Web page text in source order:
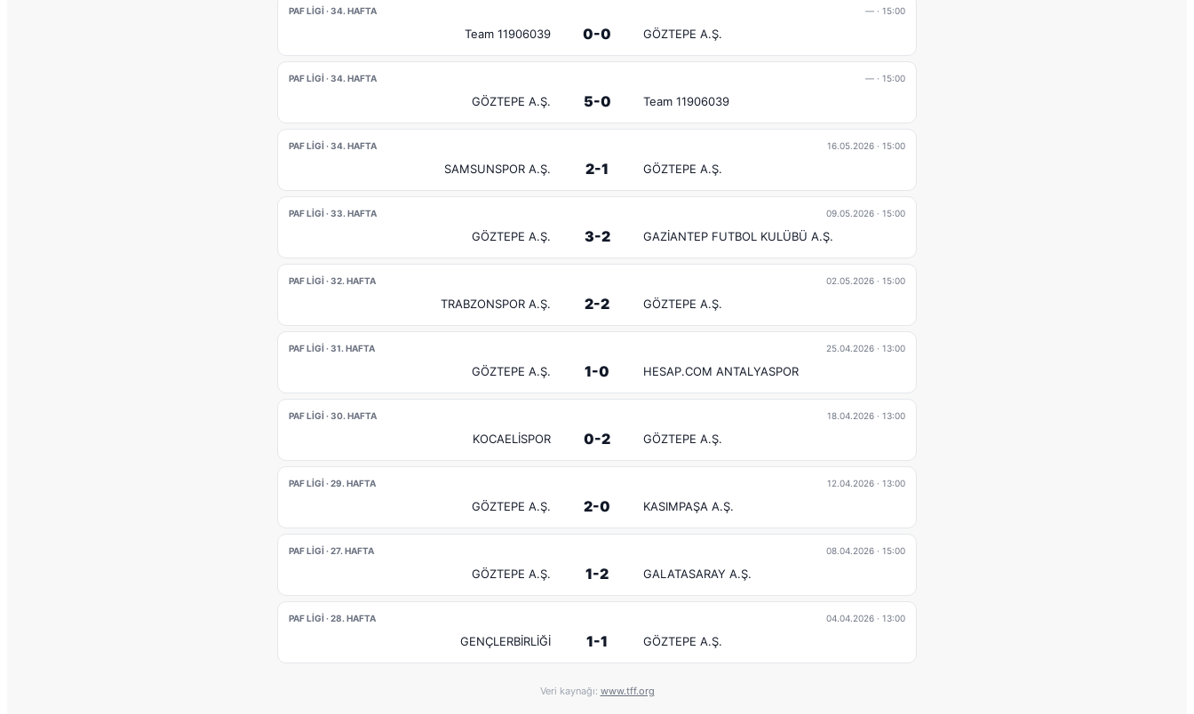
PAF LIGI · 34. HAFTA — · 15:00
Team 11906039 0-0 GÖZTEPE A.Ş.
PAF LIGI · 34. HAFTA — · 15:00
GÖZTEPE A.Ş. 5-0 Team 11906039
PAF LIGI · 34. HAFTA 16.05.2026 · 15:00
SAMSUNSPOR A.Ş. 2-1 GÖZTEPE A.Ş.
PAF LIGI · 33. HAFTA 09.05.2026 · 15:00
GÖZTEPE A.Ş. 3-2 GAZİANTEP FUTBOL KULÜBÜ A.Ş.
PAF LIGI · 32. HAFTA 02.05.2026 · 15:00
TRABZONSPOR A.Ş. 2-2 GÖZTEPE A.Ş.
PAF LIGI · 31. HAFTA 25.04.2026 · 13:00
GÖZTEPE A.Ş. 1-0 HESAP.COM ANTALYASPOR
PAF LIGI · 30. HAFTA 18.04.2026 · 13:00
KOCAELİSPOR 0-2 GÖZTEPE A.Ş.
PAF LIGI · 29. HAFTA 12.04.2026 · 13:00
GÖZTEPE A.Ş. 2-0 KASIMPAŞA A.Ş.
PAF LIGI · 27. HAFTA 08.04.2026 · 15:00
GÖZTEPE A.Ş. 1-2 GALATASARAY A.Ş.
PAF LIGI · 28. HAFTA 04.04.2026 · 13:00
GENÇLERBİRLİĞİ 1-1 GÖZTEPE A.Ş.
Veri kaynağı: www.tff.org